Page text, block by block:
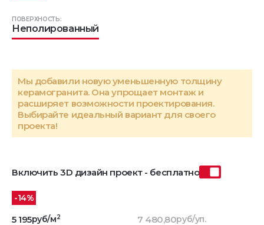
ПОВЕРХНОСТЬ:
Неполированный
Мы добавили новую уменьшенную толщину
керамогранита. Она упрощает монтаж и
расширяет возможности проектирования.
Выбирайте идеальный вариант для своего
проекта!
Включить 3D дизайн проект - бесплатно
-14%
5 195руб/м2 7 480,80руб/уп.